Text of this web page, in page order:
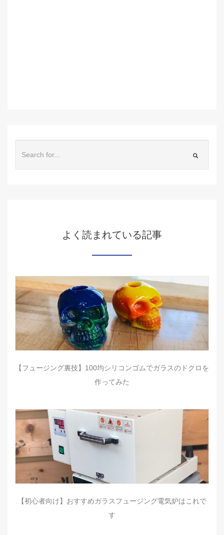
よく読まれている記事
【フュージング裏技】100均シリコンゴムでガラスのドクロを
作ってみた
【初心者向け】おすすめガラスフュージング電気炉はこれで
す